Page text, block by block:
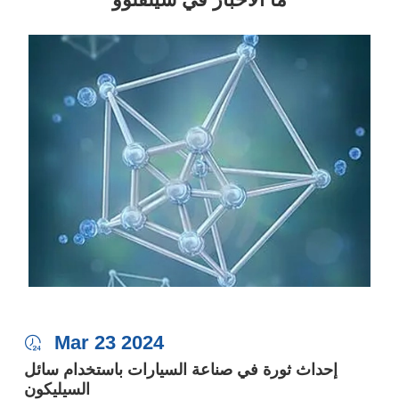
 Mar 23 2024
إحداث ثورة في صناعة السيارات باستخدام سائل
السيليكون